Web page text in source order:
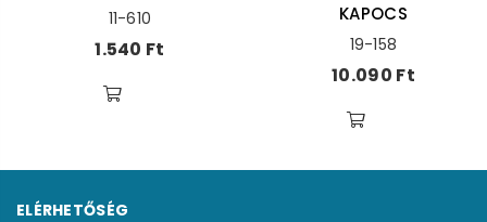
11-610
Ár
1.540 Ft
KAPOCS
19-158
Ár
10.090 Ft
ELÉRHETŐSÉG